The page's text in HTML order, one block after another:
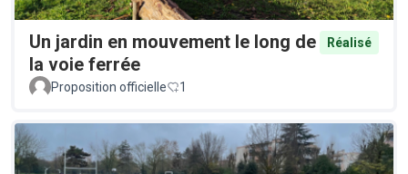
Un jardin en mouvement le long de
la voie ferrée
Réalisé
Proposition officielle 1